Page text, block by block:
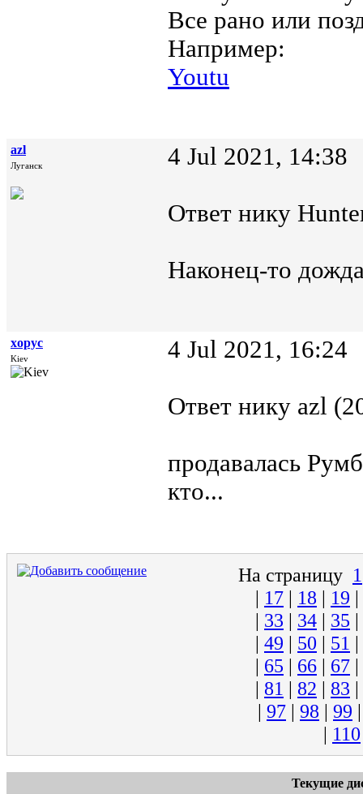
Все рано или
Например:
Youtu
azl
Луганск 4 Jul 2021, 14:38
Ответ нику
Наконец-то
xopyc
Kiev 4 Jul 2021, 16:24
Ответ нику azl
продавалась
кто...
На страницу 1
| 17 | 18 | 19 |
| 33 | 34 | 35 |
| 49 | 50 | 51 |
| 65 | 66 | 67 |
| 81 | 82 | 83 |
| 97 | 98 | 99
| 110
Текущие